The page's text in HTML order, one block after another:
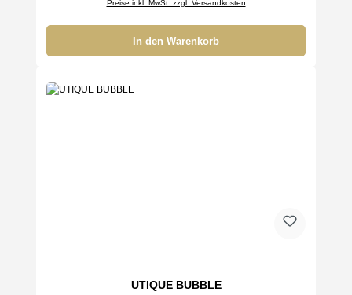
Preise inkl. MwSt. zzgl. Versandkosten
In den Warenkorb
UTIQUE BUBBLE